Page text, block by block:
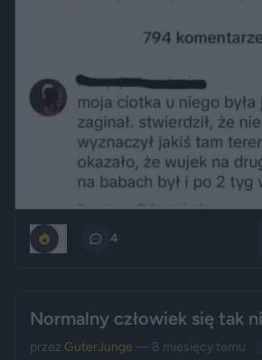
4
Normalny człowiek się tak
przez GuterJunge — 8 miesięcy temu